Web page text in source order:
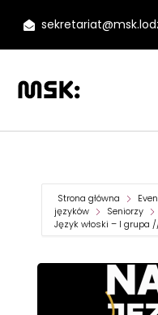
Strona główna
języków
Seniorzy
Język włoski – I grupa